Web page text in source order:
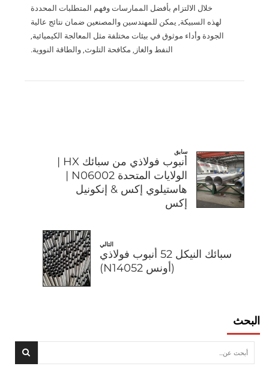
خلال الالتزام بأفضل الممارسات وفهم المتطلبات المحددة
لهذه السبيكة, يمكن للمهندسين والمصنعين ضمان نتائج عالية
الجودة وأداء موثوق في بيئات مختلفة مثل المعالجة الكيميائية,
النفط والغاز, مكافحة التلوث, والطاقة النووية.
سابق
أنبوب فولاذي من سبائك HX |
الولايات المتحدة N06002 |
هاستيلوي إكس & إنكونيل
إكس
التالي
سبائك النيكل 52 أنبوب فولاذي
(أونس N14052)
البحث